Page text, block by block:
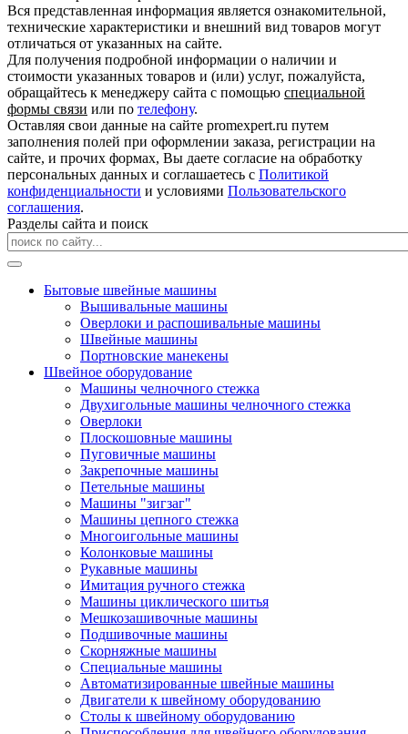
Вся представленная информация является ознакомительной,
технические характеристики и внешний вид товаров могут
отличаться от указанных на сайте.
Для получения подробной информации о наличии и
стоимости указанных товаров и (или) услуг, пожалуйста,
обращайтесь к менеджеру сайта с помощью специальной
формы связи или по телефону.
Оставляя свои данные на сайте promexpert.ru путем
заполнения полей при оформлении заказа, регистрации на
сайте, и прочих формах, Вы даете согласие на обработку
персональных данных и соглашаетесь с Политикой
конфиденциальности и условиями Пользовательского
соглашения.
Разделы сайта и поиск
Бытовые швейные машины
Вышивальные машины
Оверлоки и распошивальные машины
Швейные машины
Портновские манекены
Швейное оборудование
Машины челночного стежка
Двухигольные машины челночного стежка
Оверлоки
Плоскошовные машины
Пуговичные машины
Закрепочные машины
Петельные машины
Машины "зигзаг"
Машины цепного стежка
Многоигольные машины
Колонковые машины
Рукавные машины
Имитация ручного стежка
Машины циклического шитья
Мешкозашивочные машины
Подшивочные машины
Скорняжные машины
Специальные машины
Автоматизированные швейные машины
Двигатели к швейному оборудованию
Столы к швейному оборудованию